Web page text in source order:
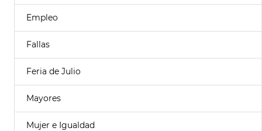
Empleo
Fallas
Feria de Julio
Mayores
Mujer e Igualdad